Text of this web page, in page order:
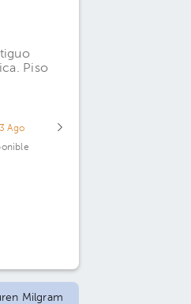
Piso
Ago
Milgram